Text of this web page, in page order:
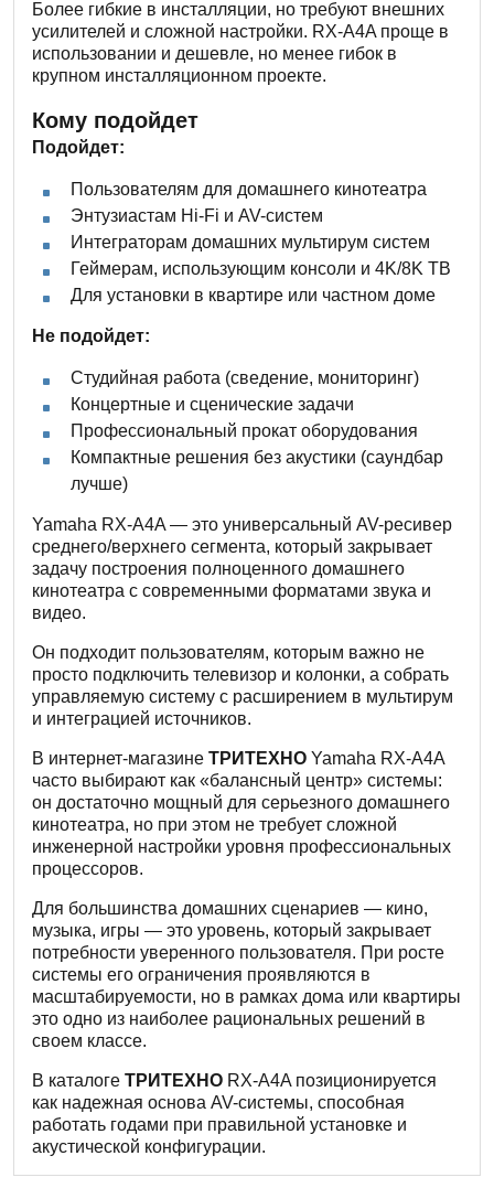
Более гибкие в инсталляции, но требуют внешних
усилителей и сложной настройки. RX-A4A проще в
использовании и дешевле, но менее гибок в
крупном инсталляционном проекте.
Кому подойдет
Подойдет:
Пользователям для домашнего кинотеатра
Энтузиастам Hi-Fi и AV-систем
Интеграторам домашних мультирум систем
Геймерам, использующим консоли и 4K/8K ТВ
Для установки в квартире или частном доме
Не подойдет:
Студийная работа (сведение, мониторинг)
Концертные и сценические задачи
Профессиональный прокат оборудования
Компактные решения без акустики (саундбар
лучше)
Yamaha RX-A4A — это универсальный AV-ресивер
среднего/верхнего сегмента, который закрывает
задачу построения полноценного домашнего
кинотеатра с современными форматами звука и
видео.
Он подходит пользователям, которым важно не
просто подключить телевизор и колонки, а собрать
управляемую систему с расширением в мультирум
и интеграцией источников.
В интернет-магазине ТРИТЕХНО Yamaha RX-A4A
часто выбирают как «балансный центр» системы:
он достаточно мощный для серьезного домашнего
кинотеатра, но при этом не требует сложной
инженерной настройки уровня профессиональных
процессоров.
Для большинства домашних сценариев — кино,
музыка, игры — это уровень, который закрывает
потребности уверенного пользователя. При росте
системы его ограничения проявляются в
масштабируемости, но в рамках дома или квартиры
это одно из наиболее рациональных решений в
своем классе.
В каталоге ТРИТЕХНО RX-A4A позиционируется
как надежная основа AV-системы, способная
работать годами при правильной установке и
акустической конфигурации.